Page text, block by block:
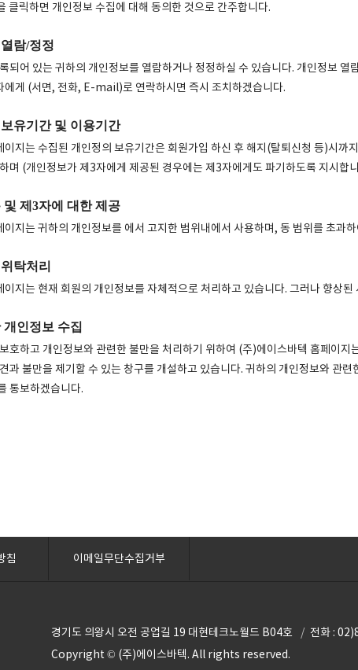
클릭하면 개인정보 수집에 대해 동의한 것으로 간주합니다.
람/정정
되어 있는 귀하의 개인정보를 열람하거나 정정하실 수 있습니다. 개인정보
에게 (서면, 전화, E-mail)로 연락하시면 즉시 조치하겠습니다.
유기간 및 이용기간
지는 수집된 개인정의 보유기간은 회원가입 하신 후 해지(탈퇴신청 등)시
며 (개인정보가 제3자에게 제공된 경우에는 제3자에게도 파기하도록 지시
제3자에 대한 제공
지는 귀하의 개인정보를 에서 고지한 범위내에서 사용하며, 동 범위를 초과
탁처리
지는 현재 회원의 개인정보를 자체적으로 처리하고 있습니다. 그러나 향상
인정보 수집
호하고 개인정보와 관련한 불만을 처리하기 위하여 (주)에이스바텍 홈페이
과 불만을 제기할 수 있는 창구를 개설하고 있습니다. 귀하의 개인정보와 관
통보하겠습니다.
침 이메일무단수집거부
경기도 의왕시 오전 공업길 19 대현테크노월드 B04호 전화 :
Copyright © (주)에이스바텍. All rights reserved.